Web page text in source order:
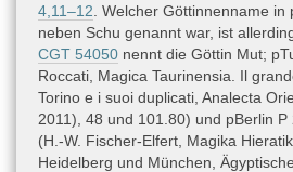
4,11–12 . Welcher Göttinnenname
neben Schu genannt war, ist
CGT 54050 nennt die Göttin Mut;
Roccati, Magica Taurinensia. Il
Torino e i suoi duplicati, Analecta
2011), 48 und 101.80) und pBerlin
(H.-W. Fischer-Elfert, Magika
Heidelberg und München,